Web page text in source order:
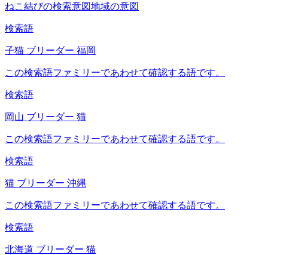
ねこ結びの検索意図地域の意図
検索語
子猫 ブリーダー 福岡
この検索語ファミリーであわせて確認する語です。
検索語
岡山 ブリーダー 猫
この検索語ファミリーであわせて確認する語です。
検索語
猫 ブリーダー 沖縄
この検索語ファミリーであわせて確認する語です。
検索語
北海道 ブリーダー 猫